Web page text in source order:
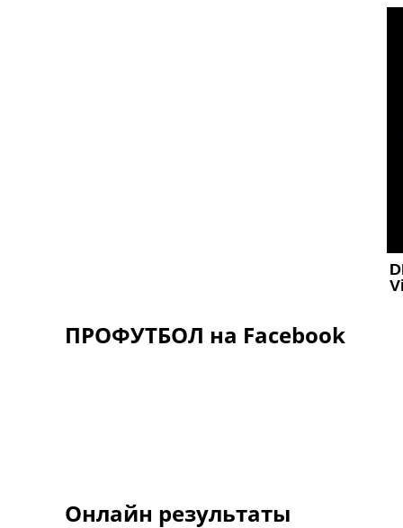
ПРОФУТБОЛ на Facebook
Онлайн результаты